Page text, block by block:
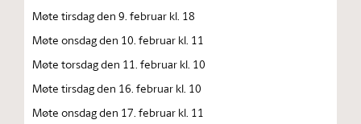
Møte tirsdag den 9. februar kl. 18
Møte onsdag den 10. februar kl. 11
Møte torsdag den 11. februar kl. 10
Møte tirsdag den 16. februar kl. 10
Møte onsdag den 17. februar kl. 11